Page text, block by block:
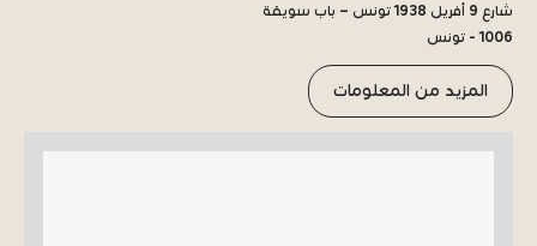
شارع 9 أفريل 1938 تونس – باب سويقة
1006 - تونس
المزيد من المعلومات